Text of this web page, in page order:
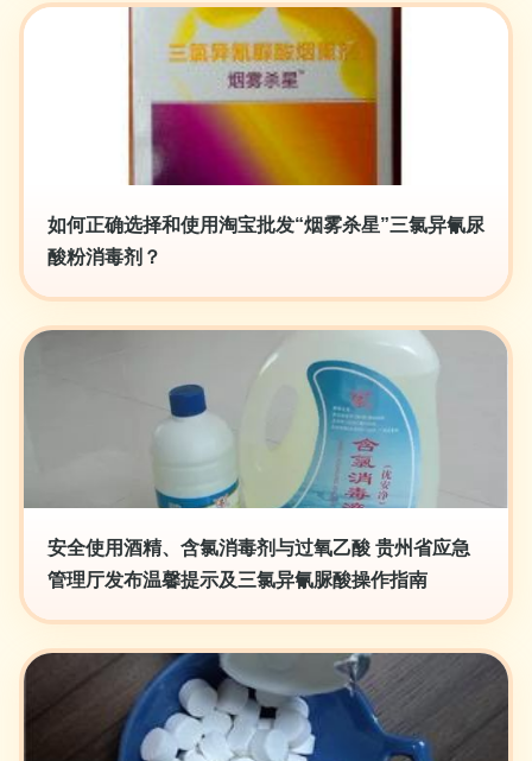
如何正确选择和使用淘宝批发“烟雾杀星”三氯异氰尿
酸粉消毒剂？
安全使用酒精、含氯消毒剂与过氧乙酸 贵州省应急
管理厅发布温馨提示及三氯异氰脲酸操作指南